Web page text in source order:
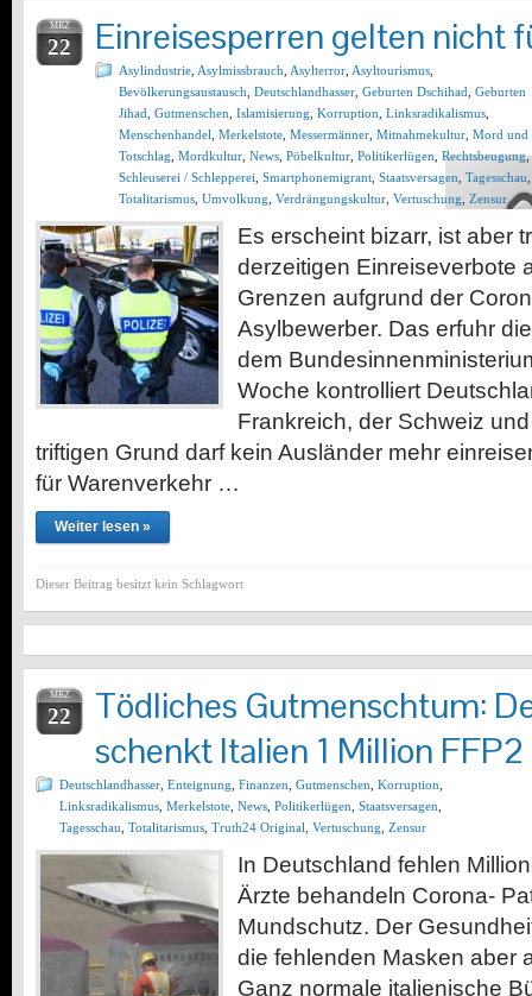
MRZ
22 Einreisesperren gelten nicht
Asylindustrie Asylmissbrauch Asylterror Asyltourismus
Bevölkerungsaustausch Deutschlandhasser Geburten Dschihad Geburten
Jihad Gutmenschen Islamisierung Korruption Linksradikalismus
Menschenhandel Merkelstote Messermänner Mitnahmekultur Mord und
Totschlag Mordkultur News Pöbelkultur Politikerlügen Rechtsbeugung,
Schleuserei / Schlepperei Smartphonemigrant Staatsversagen Tagesschau
Totalitarismus Umvolkung Verdrängungskultur Vertuschung Zensur
Es erscheint bizarr, ist aber
derzeitigen Einreiseverbote
Grenzen aufgrund der
Asylbewerber. Das erfuhr
dem
Woche kontrolliert
Frankreich, der Schweiz
triftigen Grund darf kein Ausländer mehr
für Warenverkehr …
Weiter lesen »
Dieser Beitrag besitzt kein Schlagwort
MRZ
22
Tödliches Gutmenschtum:
schenkt Italien 1 Million
Deutschlandhasser Enteignung Finanzen Gutmenschen Korruption
Linksradikalismus Merkelstote News Politikerlügen Staatsversagen
Tagesschau Totalitarismus Truth24 Original Vertuschung Zensur
In Deutschland fehlen
Ärzte behandeln Corona-
Mundschutz. Der
die fehlenden Masken aber
Ganz normale italienische